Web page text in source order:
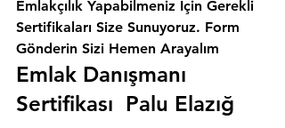
Emlakçılık Yapabilmeniz İçin Gerekli
Sertifikaları Size Sunuyoruz. Form
Gönderin Sizi Hemen Arayalım
Emlak Danışmanı
Sertifikası  Palu Elazığ